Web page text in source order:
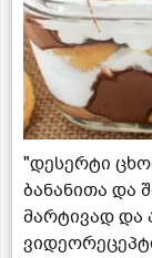
"დესერტი
ბანანითა და
მარტივად და